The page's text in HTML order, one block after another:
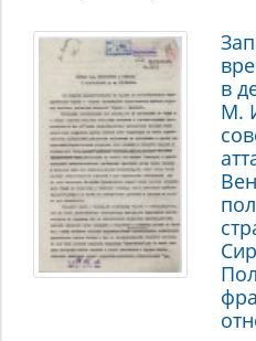
в
М.